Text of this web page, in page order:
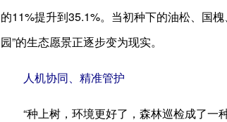
的11%提升到35.1%。当初种下的油松、国
园”的生态愿景正逐步变为现实。
人机协同、精准管护
“种上树，环境更好了，森林巡检成了一